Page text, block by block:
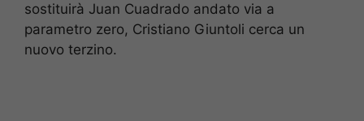
sostituirà Juan Cuadrado andato via a
parametro zero, Cristiano Giuntoli cerca un
nuovo terzino.